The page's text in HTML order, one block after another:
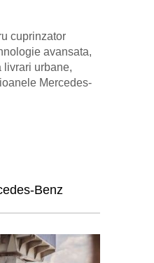
cuprinzator
avansata,
livrari urbane,
Mercedes-
Benz